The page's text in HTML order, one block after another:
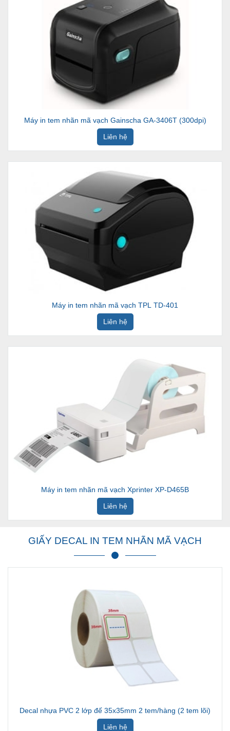
Máy in tem nhãn mã vạch Gainscha GA-3406T (300dpi)
Liên hệ
Máy in tem nhãn mã vạch TPL TD-401
Liên hệ
Máy in tem nhãn mã vạch Xprinter XP-D465B
Liên hệ
GIẤY DECAL IN TEM NHÃN MÃ VẠCH
Decal nhựa PVC 2 lớp đế 35x35mm 2 tem/hàng (2 tem lõi)
Liên hệ